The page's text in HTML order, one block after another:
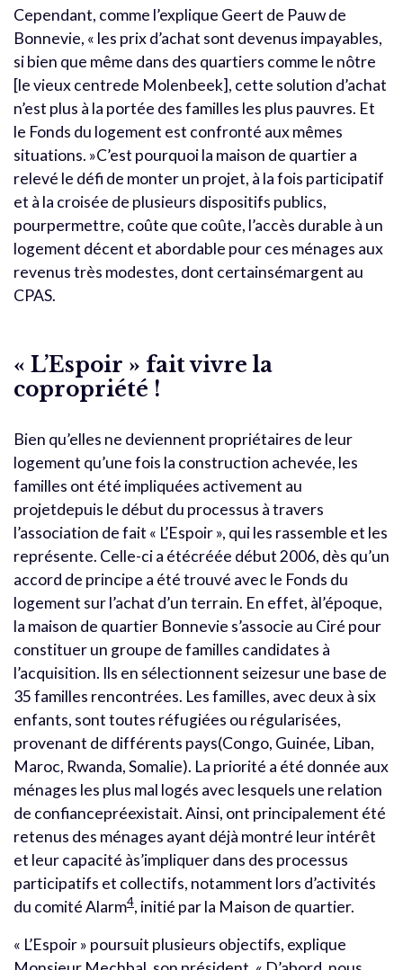
Cependant, comme l’explique Geert de Pauw de
Bonnevie, « les prix d’achat sont devenus impayables,
si bien que même dans des quartiers comme le nôtre
[le vieux centrede Molenbeek], cette solution d’achat
n’est plus à la portée des familles les plus pauvres. Et
le Fonds du logement est confronté aux mêmes
situations. »C’est pourquoi la maison de quartier a
relevé le défi de monter un projet, à la fois participatif
et à la croisée de plusieurs dispositifs publics,
pourpermettre, coûte que coûte, l’accès durable à un
logement décent et abordable pour ces ménages aux
revenus très modestes, dont certainsémargent au
CPAS.
« L’Espoir » fait vivre la
copropriété !
Bien qu’elles ne deviennent propriétaires de leur
logement qu’une fois la construction achevée, les
familles ont été impliquées activement au
projetdepuis le début du processus à travers
l’association de fait « L’Espoir », qui les rassemble et les
représente. Celle-ci a étécréée début 2006, dès qu’un
accord de principe a été trouvé avec le Fonds du
logement sur l’achat d’un terrain. En effet, àl’époque,
la maison de quartier Bonnevie s’associe au Ciré pour
constituer un groupe de familles candidates à
l’acquisition. Ils en sélectionnent seizesur une base de
35 familles rencontrées. Les familles, avec deux à six
enfants, sont toutes réfugiées ou régularisées,
provenant de différents pays(Congo, Guinée, Liban,
Maroc, Rwanda, Somalie). La priorité a été donnée aux
ménages les plus mal logés avec lesquels une relation
de confiancepréexistait. Ainsi, ont principalement été
retenus des ménages ayant déjà montré leur intérêt
et leur capacité às’impliquer dans des processus
participatifs et collectifs, notamment lors d’activités
du comité Alarm4, initié par la Maison de quartier.
« L’Espoir » poursuit plusieurs objectifs, explique